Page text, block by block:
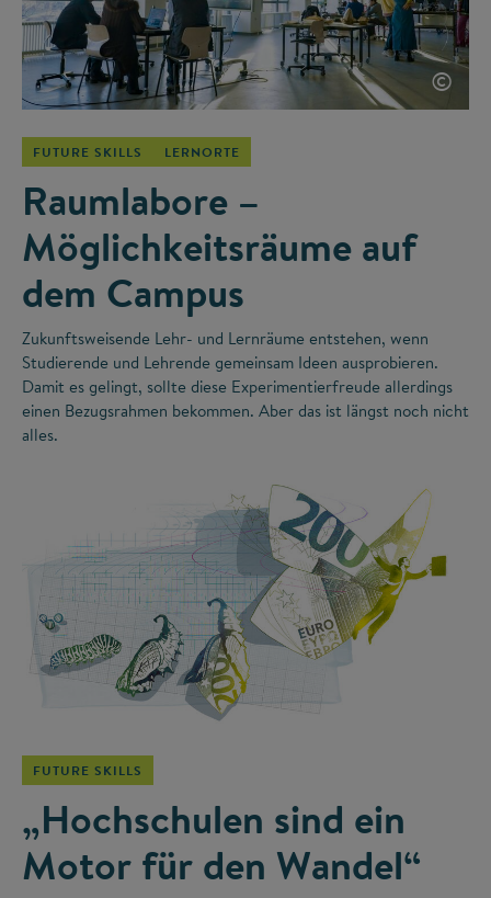
©
FUTURE SKILLS LERNORTE
Raumlabore –
Möglichkeitsräume auf
dem Campus
Zukunftsweisende Lehr- und Lernräume entstehen, wenn
Studierende und Lehrende gemeinsam Ideen ausprobieren.
Damit es gelingt, sollte diese Experimentierfreude allerdings
einen Bezugsrahmen bekommen. Aber das ist längst noch nicht
alles.
FUTURE SKILLS
„Hochschulen sind ein
Motor für den Wandel“